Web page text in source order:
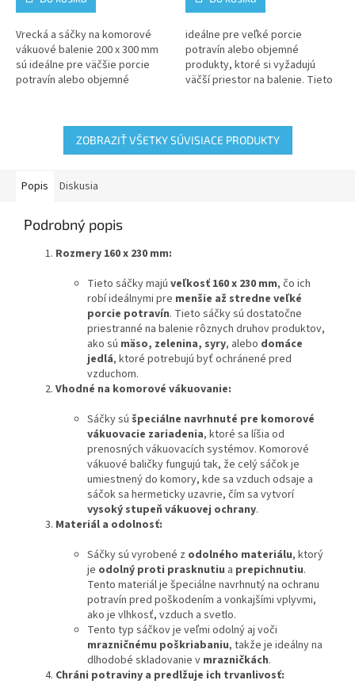
Vrecká a sáčky na komorové
vákuové balenie 200 x 300 mm
sú ideálne pre väčšie porcie
potravín alebo objemné
prostredí. Tieto...
ideálne pre veľké porcie
potravín alebo objemné
produkty, ktoré si vyžadujú
väčší priestor na balenie. Tieto
vytvárajú...
ZOBRAZIŤ VŠETKY SÚVISIACE PRODUKTY
Popis Diskusia
Podrobný popis
Rozmery 160 x 230 mm:
Tieto sáčky majú veľkosť 160 x 230 mm, čo ich
robí ideálnymi pre menšie až stredne veľké
porcie potravín. Tieto sáčky sú dostatočne
priestranné na balenie rôznych druhov produktov,
ako sú mäso, zelenina, syry, alebo domáce
jedlá, ktoré potrebujú byť ochránené pred
vzduchom.
Vhodné na komorové vákuovanie:
Sáčky sú špeciálne navrhnuté pre komorové
vákuovacie zariadenia, ktoré sa líšia od
prenosných vákuovacích systémov. Komorové
vákuové baličky fungujú tak, že celý sáčok je
umiestnený do komory, kde sa vzduch odsaje a
sáčok sa hermeticky uzavrie, čím sa vytvorí
vysoký stupeň vákuovej ochrany.
Materiál a odolnosť:
Sáčky sú vyrobené z odolného materiálu, ktorý
je odolný proti prasknutiu a prepichnutiu.
Tento materiál je špeciálne navrhnutý na ochranu
potravín pred poškodením a vonkajšími vplyvmi,
ako je vlhkosť, vzduch a svetlo.
Tento typ sáčkov je veľmi odolný aj voči
mrazničnému poškriabaniu, takže je ideálny na
dlhodobé skladovanie v mrazničkách.
Chráni potraviny a predlžuje ich trvanlivosť: